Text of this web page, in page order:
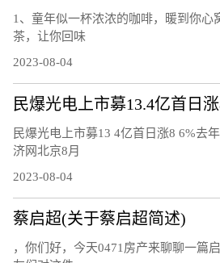
1、童年似一杯浓浓的咖啡，暖到你心
茶，让你回味
2023-08-04
民爆光电上市募13 4亿首日涨8 6%去
济网北京8月
2023-08-04
蔡启超(关于蔡启超简述)
，你们好，今天0471房产来聊聊一篇